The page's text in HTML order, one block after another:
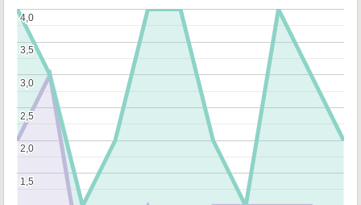
1,5
1,5
2,0
2,0
2,5
2,5
3,0
3,0
3,5
3,5
4,0
4,0